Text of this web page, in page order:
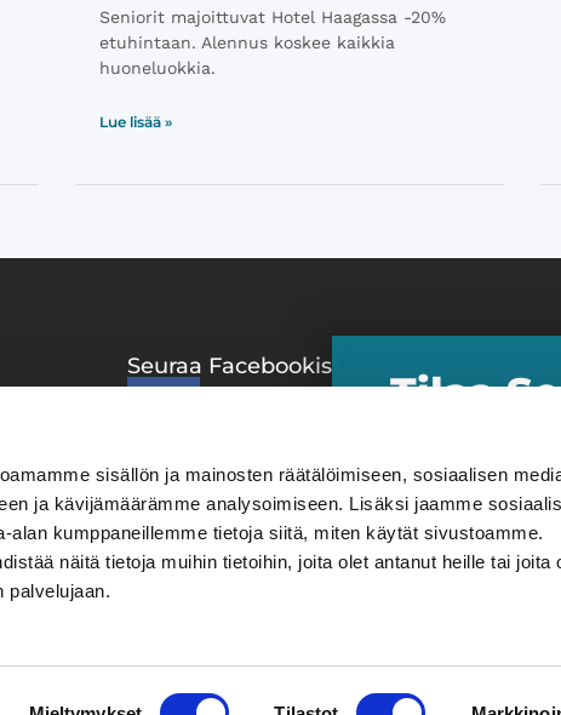
sisällön ja mainosten räätälöimiseen, sosiaalisen
ja kävijämäärämme analysoimiseen. Lisäksi jaamme
alan kumppaneillemme tietoja siitä, miten käytät sivustoamme.
näitä tietoja muihin tietoihin, joita olet antanut heille tai joita
palvelujaan.
Seniorit majoittuvat Hotel Haagassa -20%
etuhintaan. Alennus koskee kaikkia
huoneluokkia.
Lue lisää »
Seuraa Facebookissa
Matkat
Liikunta
Tilaa
​Uutiskirjeen
eduista ja
tilaaminen on
tarjouksia ei
maksuton.